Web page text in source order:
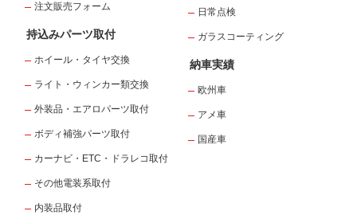
注文販売フォーム
持込みパーツ取付
ホイール・タイヤ交換
ライト・ウィンカー類交換
外装品・エアロパーツ取付
ボディ補強パーツ取付
カーナビ・ETC・ドラレコ取付
その他電装系取付
内装品取付
日常点検
ガラスコーティング
納車実績
欧州車
アメ車
国産車